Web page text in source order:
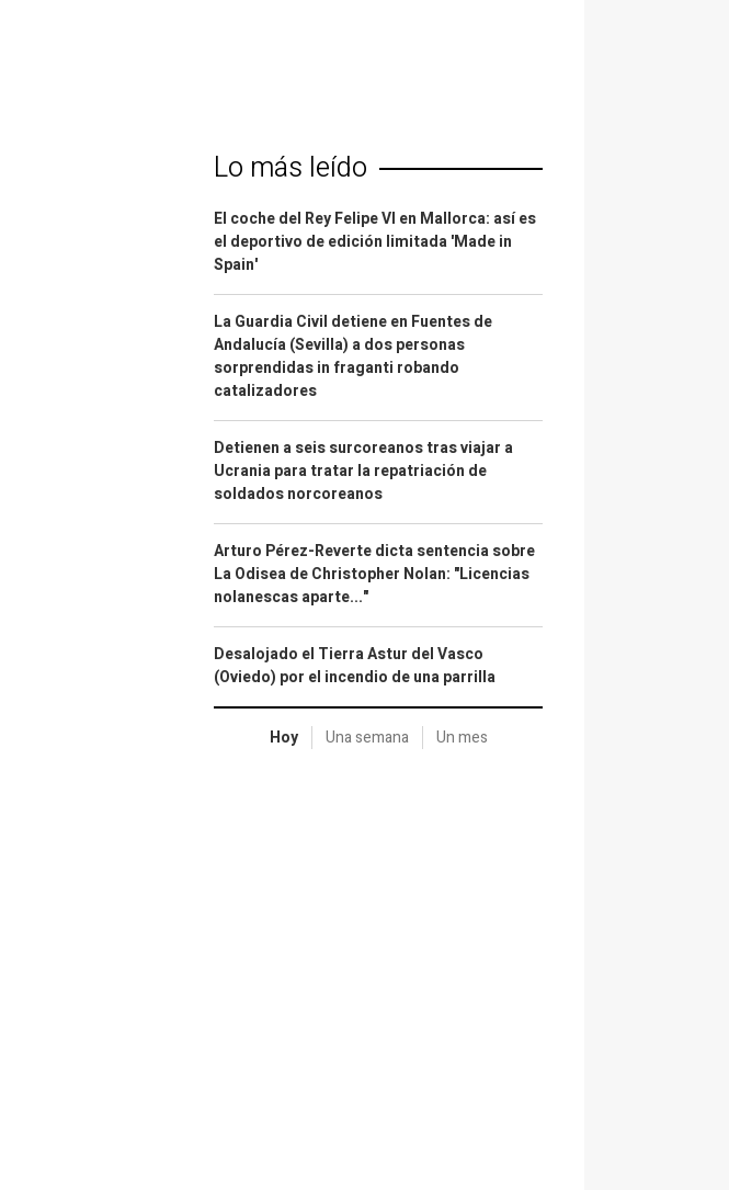
Lo más leído
El coche del Rey Felipe VI en Mallorca: así es
el deportivo de edición limitada 'Made in
Spain'
La Guardia Civil detiene en Fuentes de
Andalucía (Sevilla) a dos personas
sorprendidas in fraganti robando
catalizadores
Detienen a seis surcoreanos tras viajar a
Ucrania para tratar la repatriación de
soldados norcoreanos
Arturo Pérez-Reverte dicta sentencia sobre
La Odisea de Christopher Nolan: "Licencias
nolanescas aparte..."
Desalojado el Tierra Astur del Vasco
(Oviedo) por el incendio de una parrilla
Hoy Una semana Un mes